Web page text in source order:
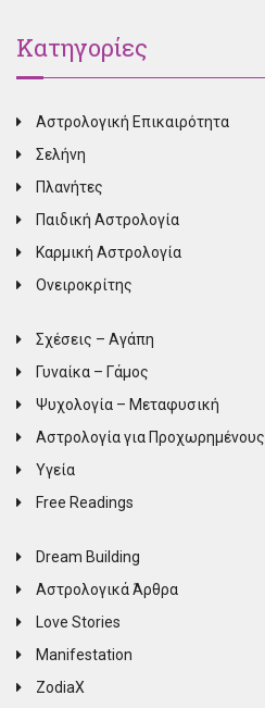
Κατηγορίες
Αστρολογική Επικαιρότητα
Σελήνη
Πλανήτες
Παιδική Αστρολογία
Καρμική Αστρολογία
Ονειροκρίτης
Σχέσεις – Αγάπη
Γυναίκα – Γάμος
Ψυχολογία – Μεταφυσική
Αστρολογία για Προχωρημένους
Υγεία
Free Readings
Dream Building
Αστρολογικά Άρθρα
Love Stories
Manifestation
ZodiaX